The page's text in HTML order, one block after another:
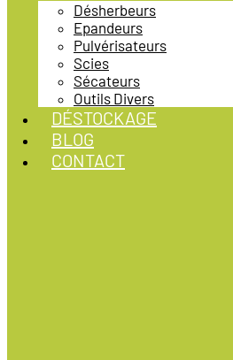
Désherbeurs
Epandeurs
Pulvérisateurs
Scies
Sécateurs
Outils Divers
DÉSTOCKAGE
BLOG
CONTACT